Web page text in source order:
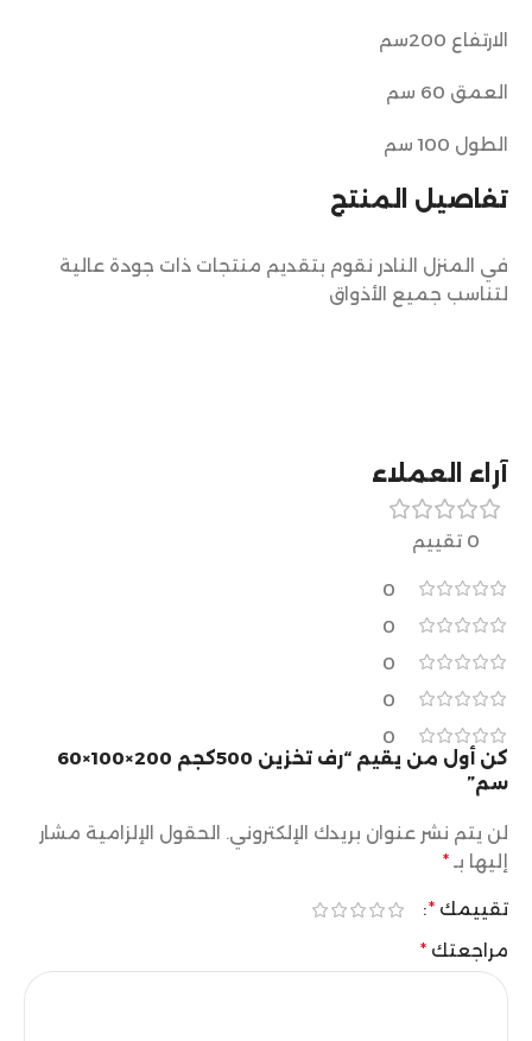
تفاصيل المنتج
في المنزل النادر نقوم بتقديم منتجات ذات جودة عالية
لتناسب جميع الأذواق
الارتفاع 200سم
العمق 60 سم
الطول 100 سم
آراء العملاء
0 تقييم
0
0
0
0
0
كن أول من يقيم “رف تخزين 500كجم 200×100×60
سم”
لن يتم نشر عنوان بريدك الإلكتروني. الحقول الإلزامية مشار
إليها بـ *
تقييمك *
مراجعتك *